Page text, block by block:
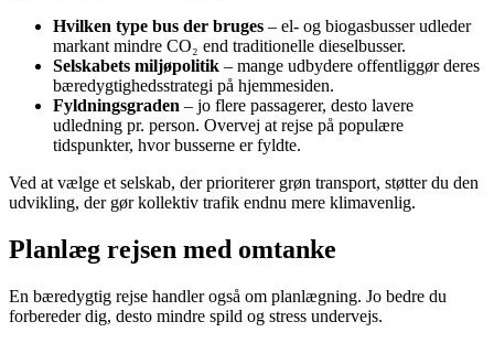
Hvilken type bus der bruges – el- og biogasbusser udleder
markant mindre CO₂ end traditionelle dieselbusser.
Selskabets miljøpolitik – mange udbydere offentliggør deres
bæredygtighedsstrategi på hjemmesiden.
Fyldningsgraden – jo flere passagerer, desto lavere
udledning pr. person. Overvej at rejse på populære
tidspunkter, hvor busserne er fyldte.
Ved at vælge et selskab, der prioriterer grøn transport, støtter du den
udvikling, der gør kollektiv trafik endnu mere klimavenlig.
Planlæg rejsen med omtanke
En bæredygtig rejse handler også om planlægning. Jo bedre du
forbereder dig, desto mindre spild og stress undervejs.